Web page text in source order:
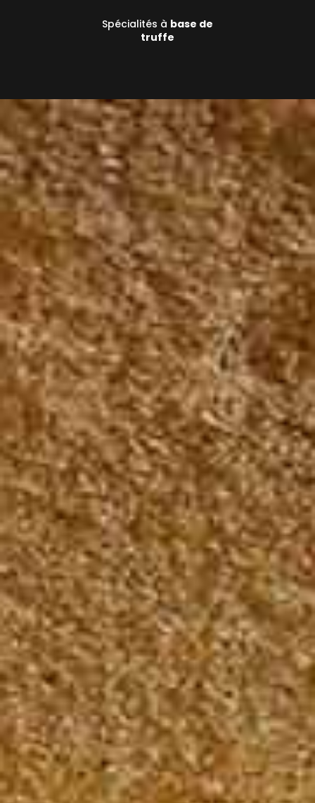
Spécialités à base de
truffe